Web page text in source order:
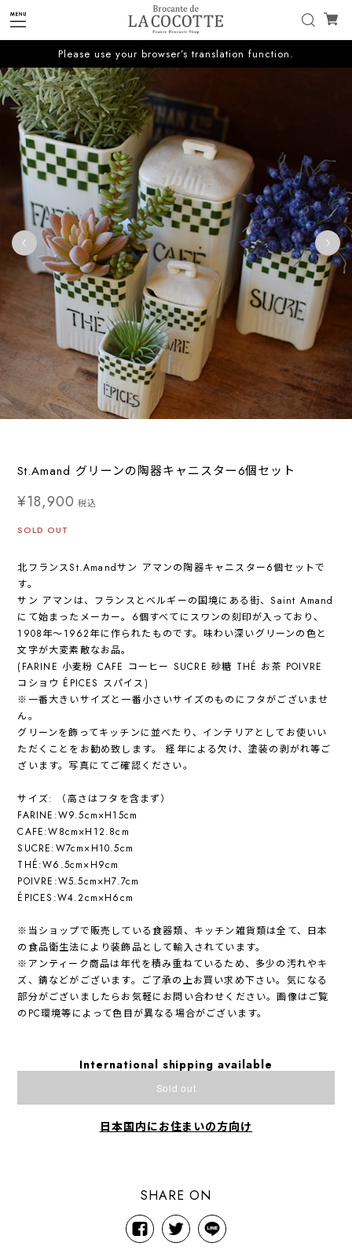
Please use your browser’s translation function.
St.Amand グリーンの陶器キャニスター6個セット
¥18,900 税込
SOLD OUT
北フランスSt.Amandサン アマンの陶器キャニスター6個セットで
す。
サン アマンは、フランスとベルギーの国境にある街、Saint Amand
にて始まったメーカー。6個すべてにスワンの刻印が入っており、
1908年～1962年に作られたものです。味わい深いグリーンの色と
文字が大変素敵なお品。
(FARINE 小麦粉 CAFE コーヒー SUCRE 砂糖 THÉ お茶 POIVRE
コショウ ÉPICES スパイス)
※一番大きいサイズと一番小さいサイズのものにフタがございませ
ん。
グリーンを飾ってキッチンに並べたり、インテリアとしてお使いい
ただくことをお勧め致します。 経年による欠け、塗装の剥がれ等ご
ざいます。写真にてご確認ください。
サイズ: （高さはフタを含まず）
FARINE:W9.5cm×H15cm
CAFE:W8cm×H12.8cm
SUCRE:W7cm×H10.5cm
THÉ:W6.5cm×H9cm
POIVRE:W5.5cm×H7.7cm
ÉPICES:W4.2cm×H6cm
※当ショップで販売している食器類、キッチン雑貨類は全て、日本
の食品衛生法により装飾品として輸入されています。
※アンティーク商品は年代を積み重ねているため、多少の汚れやキ
ズ、錆などがございます。ご了承の上お買い求め下さい。気になる
部分がございましたらお気軽にお問い合わせください。画像はご覧
のPC環境等によって色目が異なる場合がございます。
International shipping available
Sold out
日本国内にお住まいの方向け
SHARE ON